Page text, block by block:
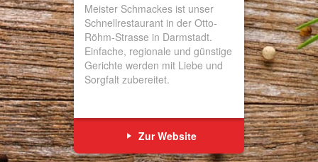
Meister Schmackes ist unser
Schnellrestaurant in der Otto-
Röhm-Strasse in Darmstadt.
Einfache, regionale und günstige
Gerichte werden mit Liebe und
Sorgfalt zubereitet.
Zur Website